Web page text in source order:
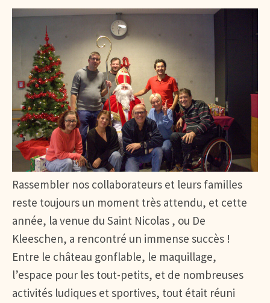
Rassembler nos collaborateurs et leurs familles
reste toujours un moment très attendu, et cette
année, la venue du Saint Nicolas , ou De
Kleeschen, a rencontré un immense succès !
Entre le château gonflable, le maquillage,
l’espace pour les tout-petits, et de nombreuses
activités ludiques et sportives, tout était réuni